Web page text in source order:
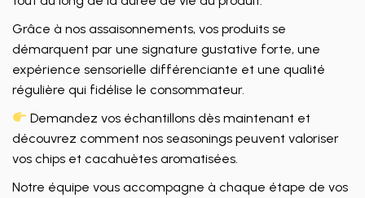
Grâce à nos assaisonnements, vos produits se
démarquent par une signature gustative forte, une
expérience sensorielle différenciante et une qualité
régulière qui fidélise le consommateur.
Demandez vos échantillons dès maintenant et
découvrez comment nos seasonings peuvent valoriser
vos chips et cacahuètes aromatisées.
Notre équipe vous accompagne à chaque étape de vos